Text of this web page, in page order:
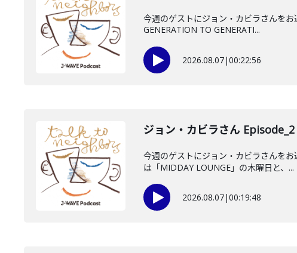
今週のゲストにジョン・カビラさんを
GENERATION TO GENERATI...
2026.08.07|00:22:56
ジョン・カビラさん Episode_2
今週のゲストにジョン・カビラさんを
は「MIDDAY LOUNGE」の木曜日と、...
2026.08.07|00:19:48